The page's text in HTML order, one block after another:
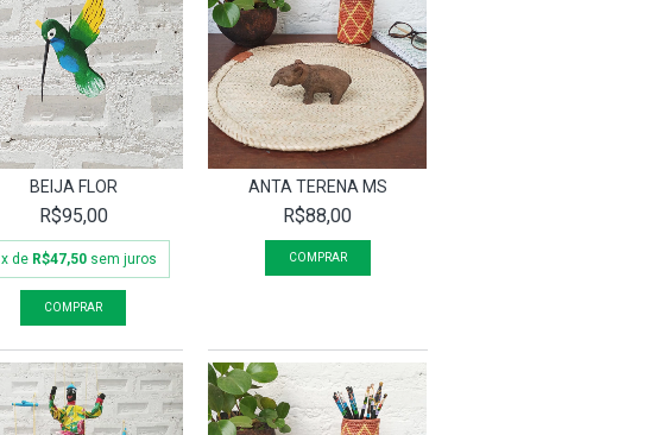
BEIJA FLOR
R$95,00
x de R$47,50 sem juros
ANTA TERENA MS
R$88,00